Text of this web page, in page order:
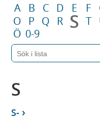
A B C D E F
O
P Q R S T
Ö 0-9
S
S-